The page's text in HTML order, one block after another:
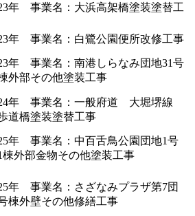
年 事業名：大浜高架橋塗装塗替工
年 事業名：白鷺公園便所改修工事
年 事業名：南港しらなみ団地31号
外部その他塗装工事
年 事業名：一般府道 大堀堺線
道橋塗装塗替工事
年 事業名：中百舌鳥公園団地1号
棟外部金物その他塗装工事
年 事業名：さざなみプラザ第7団
棟外壁その他修繕工事